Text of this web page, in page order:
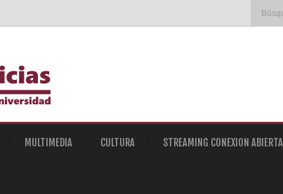
MULTIMEDIA CULTURA STREAMING CONEXION ABIERTA